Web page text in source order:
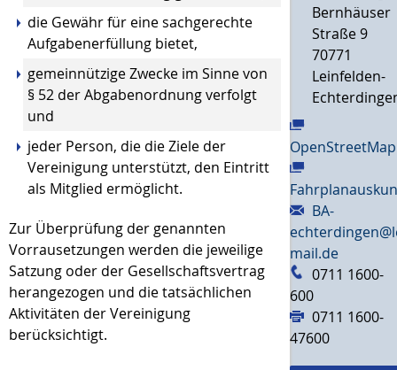
die Gewähr für eine sachgerechte
Aufgabenerfüllung bietet,
gemeinnützige Zwecke im Sinne von
§ 52 der Abgabenordnung verfolgt
und
jeder Person, die die Ziele der
Vereinigung unterstützt, den Eintritt
als Mitglied ermöglicht.
Zur Überprüfung der genannten
Vorrausetzungen werden die jeweilige
Satzung oder der Gesellschaftsvertrag
herangezogen und die tatsächlichen
Aktivitäten der Vereinigung
berücksichtigt.
Bernhäuser
Straße 9
70771
Leinfelden-
OpenStreetMap
BA-
mail.de
0711 1600-
600
0711 1600-
47600